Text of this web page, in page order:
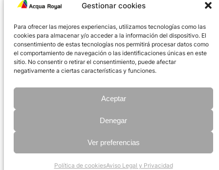
Gestionar cookies
Para ofrecer las mejores experiencias, utilizamos tecnologías como las
cookies para almacenar y/o acceder a la información del dispositivo. El
consentimiento de estas tecnologías nos permitirá procesar datos como
el comportamiento de navegación o las identificaciones únicas en este
sitio. No consentir o retirar el consentimiento, puede afectar
negativamente a ciertas características y funciones.
Aceptar
Denegar
Ver preferencias
Política de cookiesAviso Legal y Privacidad
Tardes 16:00h – 18:30h
Viernes 08:00h – 14:00h
ACQUAROYAL.COM
Dirección
2026 Import Reclam all rights reserved | Diseñado por
AMDisseny